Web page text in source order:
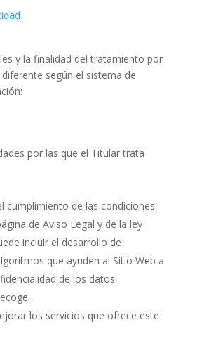
y la finalidad del tratamiento por
según el sistema de
por las que el Titular trata
cumplimiento de las condiciones
de Aviso Legal y de la ley
incluir el desarrollo de
que ayuden al Sitio Web a
de los datos
los servicios que ofrece este